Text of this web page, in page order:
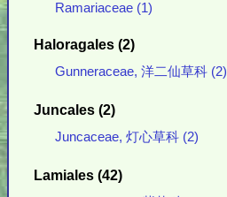
Ramariaceae (1)
Haloragales (2)
Gunneraceae, 洋二仙草科 (2)
Juncales (2)
Juncaceae, 灯心草科 (2)
Lamiales (42)